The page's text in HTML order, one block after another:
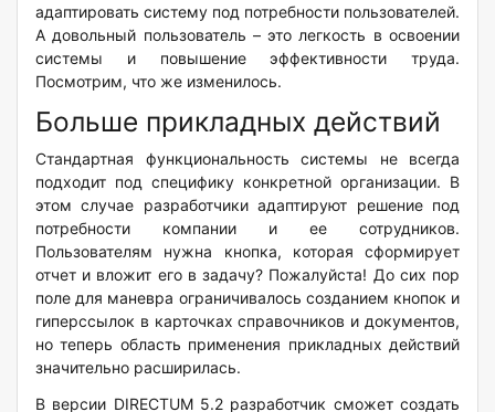
адаптировать систему под потребности пользователей.
А довольный пользователь – это легкость в освоении
системы и повышение эффективности труда.
Посмотрим, что же изменилось.
Больше прикладных действий
Стандартная функциональность системы не всегда
подходит под специфику конкретной организации. В
этом случае разработчики адаптируют решение под
потребности компании и ее сотрудников.
Пользователям нужна кнопка, которая сформирует
отчет и вложит его в задачу? Пожалуйста! До сих пор
поле для маневра ограничивалось созданием кнопок и
гиперссылок в карточках справочников и документов,
но теперь область применения прикладных действий
значительно расширилась.
В версии DIRECTUM 5.2 разработчик сможет создать